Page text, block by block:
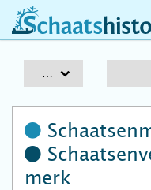
schaatshistorie.nl
merk